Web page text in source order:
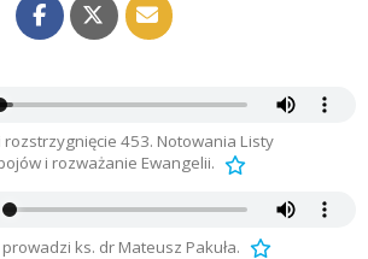
453. Notowania Listy
i rozważanie Ewangelii.
ks. dr Mateusz Pakuła.